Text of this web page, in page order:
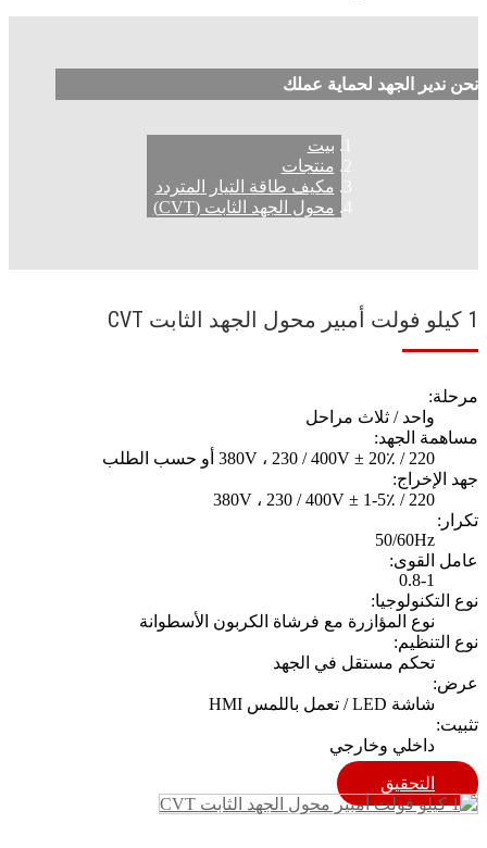
نحن ندير الجهد لحماية عملك
بيت
منتجات
مكيف طاقة التيار المتردد
محول الجهد الثابت (CVT)
1 كيلو فولت أمبير محول الجهد الثابت CVT
مرحلة:
واحد / ثلاث مراحل
مساهمة الجهد:
220 / 380V ، 230 / 400V ± 20٪ أو حسب الطلب
جهد الإخراج:
220 / 380V ، 230 / 400V ± 1-5٪
تكرار:
50/60Hz
عامل القوى:
0.8-1
نوع التكنولوجيا:
نوع المؤازرة مع فرشاة الكربون الأسطوانة
نوع التنظيم:
تحكم مستقل في الجهد
عرض:
شاشة LED / تعمل باللمس HMI
تثبيت:
داخلي وخارجي
التحقيق